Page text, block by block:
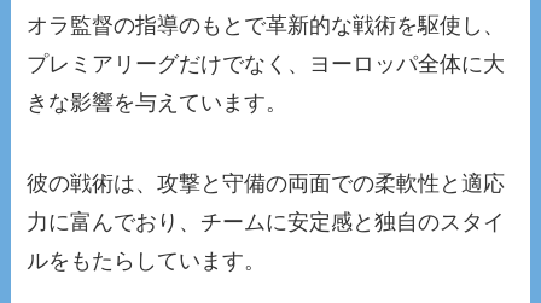
オラ監督の指導のもとで革新的な戦術を駆使し、
プレミアリーグだけでなく、ヨーロッパ全体に大
きな影響を与えています。
彼の戦術は、攻撃と守備の両面での柔軟性と適応
力に富んでおり、チームに安定感と独自のスタイ
ルをもたらしています。